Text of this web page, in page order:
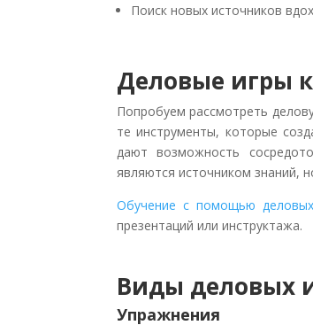
Поиск новых источников
Деловые игры
Попробуем рассмотреть
те инструменты, которые
дают возможность
являются источником знаний,
Обучение с помощью
презентаций или инструктажа.
Виды деловых
Упражнения